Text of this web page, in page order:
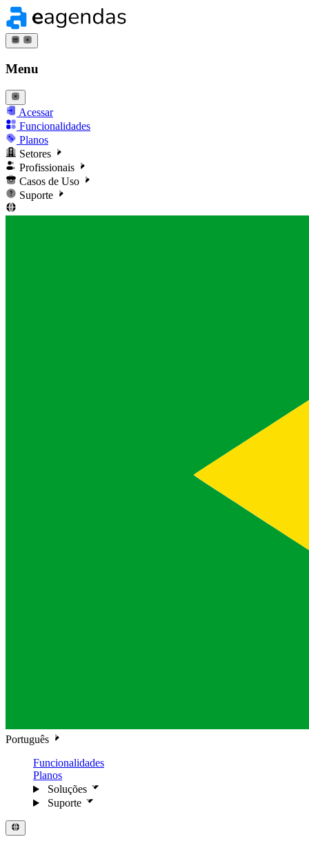
Menu
Acessar
Funcionalidades
Planos
Setores
Profissionais
Casos de Uso
Suporte
Português
Funcionalidades
Planos
Soluções
Suporte